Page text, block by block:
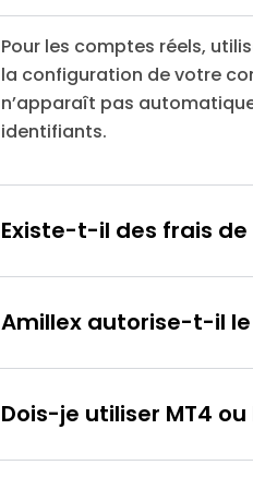
Pour les comptes réels,
la configuration de votre
n’apparaît pas
identifiants.
Existe-t-il des frais
Amillex autorise-t-il
Dois-je utiliser MT4 ou